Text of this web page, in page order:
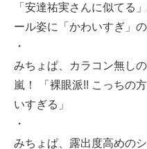
「安達祐実さんに似てる
ール姿に「かわいすぎ」
・
みちょぱ、カラコン無し
嵐！ 「裸眼派!! こっちの
いすぎる」
・
みちょぱ、露出度高めの